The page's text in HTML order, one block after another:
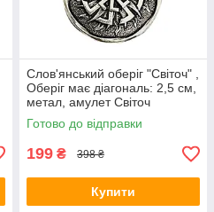
Слов'янський оберіг "Світоч" ,
Оберіг має діагональ: 2,5 см,
метал, амулет Світоч
Готово до відправки
199 ₴ 398 ₴
Купити